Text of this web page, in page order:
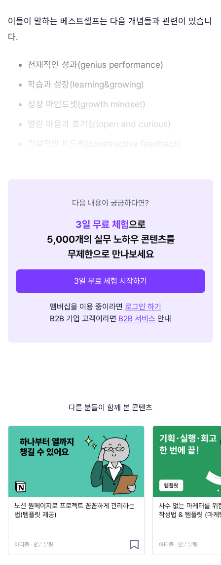
이들이 말하는 베스트셀프는 다음 개념들과 관련이 있습니
다.
천재적인 성과(genius performance)
학습과 성장(learning&growing)
성장 마인드셋(growth mindset)
열린 마음과 호기심(open and curious)
다음 내용이 궁금하다면?
3일 무료 체험으로
5,000개의 실무 노하우 콘텐츠를
무제한으로 만나보세요
3일 무료 체험 시작하기
멤버십을 이용 중이라면 로그인 하기
B2B 기업 고객이라면 B2B 서비스 안내
다른 분들이 함께 본 콘텐츠
노션 원페이지로 프로젝트 꼼꼼하게 관리하는
법(템플릿 제공)
아티클 · 8분 분량
사수 없는 마케터를 위
작성법 & 템플릿 (마
아티클 · 9분 분량